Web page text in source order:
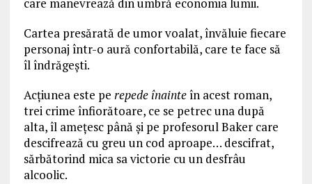
care manevrează din umbră economia lumii.
Cartea presărată de umor voalat, învăluie fiecare
personaj într-o aură confortabilă, care te face să
îl îndrăgeşti.
Acţiunea este pe repede înainteîn acest roman,
trei crime înfiorătoare, ce se petrec una după
alta, îl ameţesc până şi pe profesorul Baker care
descifrează cu greu un cod aproape… descifrat,
sărbătorind mica sa victorie cu un desfrâu
alcoolic.